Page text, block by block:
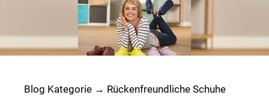
Blog Kategorie → Rückenfreundliche Schuhe